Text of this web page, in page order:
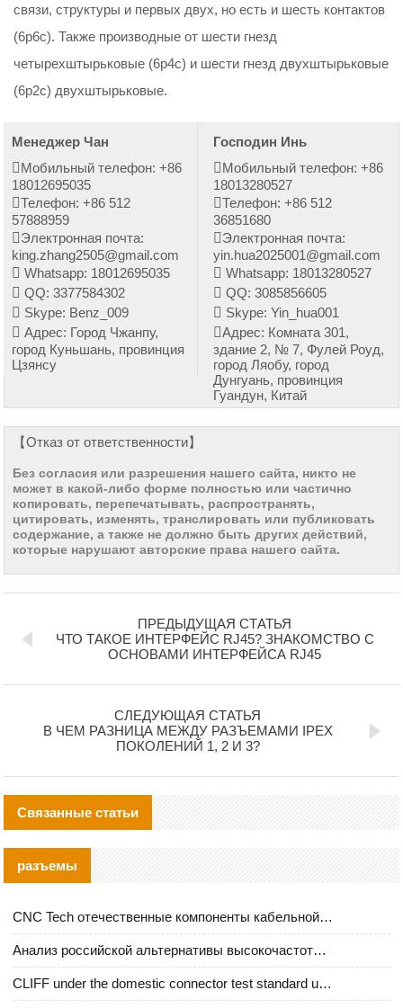
связи, структуры и первых двух, но есть и шесть контактов
(6p6c). Также производные от шести гнезд
четырехштырьковые (6p4c) и шести гнезд двухштырьковые
(6p2c) двухштырьковые.
Менеджер Чан
Мобильный телефон: +86
18012695035
Телефон: +86 512
57888959
Электронная почта:
king.zhang2505@gmail.com
Whatsapp: 18012695035
QQ: 3377584302
Skype: Benz_009
Адрес: Город Чжанпу,
город Куньшань, провинция
Цзянсу
Господин Инь
Мобильный телефон: +86
18013280527
Телефон: +86 512
36851680
Электронная почта:
yin.hua2025001@gmail.com
Whatsapp: 18013280527
QQ: 3085856605
Skype: Yin_hua001
Адрес: Комната 301,
здание 2, № 7, Фулей Роуд,
город Ляобу, город
Дунгуань, провинция
Гуандун, Китай
【Отказ от ответственности】
Без согласия или разрешения нашего сайта, никто не
может в какой-либо форме полностью или частично
копировать, перепечатывать, распространять,
цитировать, изменять, транслировать или публиковать
содержание, а также не должно быть других действий,
которые нарушают авторские права нашего сайта.
ПРЕДЫДУЩАЯ СТАТЬЯ
ЧТО ТАКОЕ ИНТЕРФЕЙС RJ45? ЗНАКОМСТВО С
ОСНОВАМИ ИНТЕРФЕЙСА RJ45
СЛЕДУЮЩАЯ СТАТЬЯ
В ЧЕМ РАЗНИЦА МЕЖДУ РАЗЪЕМАМИ IPEX
ПОКОЛЕНИЙ 1, 2 И 3?
Связанные статьи
разъемы
CNC Tech отечественные компоненты кабельной арматуры оценка и руководство по производственному внедрению
Анализ российской альтернативы высокочастотных кабельных колодцев I-PEX
CLIFF under the domestic connector test standard update